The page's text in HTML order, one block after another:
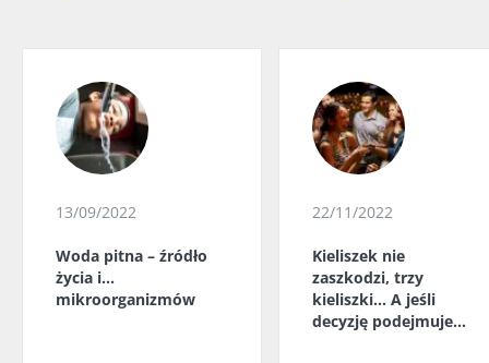
13/09/2022
Woda pitna – źródło
życia i...
mikroorganizmów
22/11/2022
Kieliszek nie
zaszkodzi, trzy
kieliszki... A jeśli
decyzję podejmuje